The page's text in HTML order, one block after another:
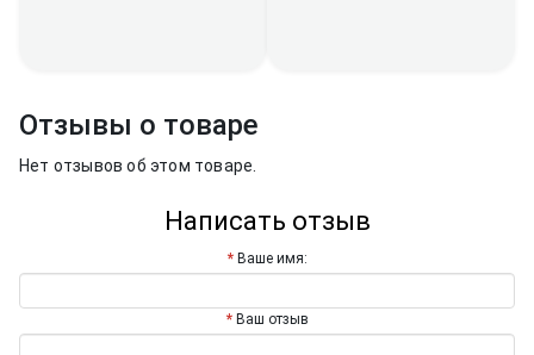
Отзывы о товаре
Нет отзывов об этом товаре.
Написать отзыв
Ваше имя:
Ваш отзыв